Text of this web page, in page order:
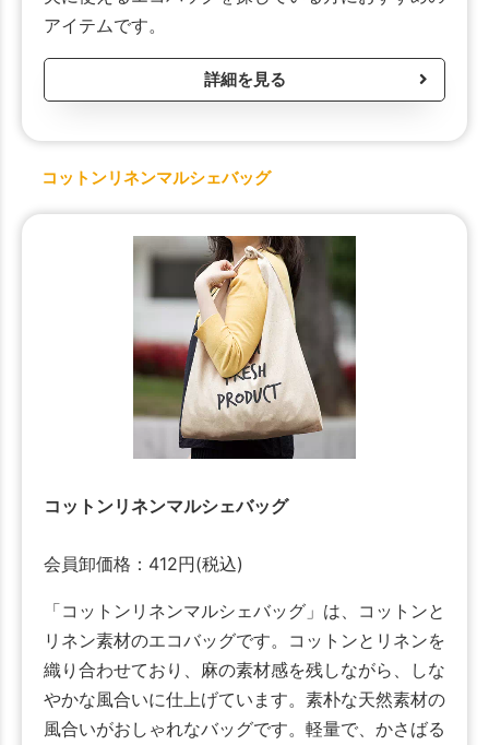
アイテムです。
詳細を見る
コットンリネンマルシェバッグ
コットンリネンマルシェバッグ
会員卸価格： 412円(税込)
「コットンリネンマルシェバッグ」は、コットンと
リネン素材のエコバッグです。コットンとリネンを
織り合わせており、麻の素材感を残しながら、しな
やかな風合いに仕上げています。素朴な天然素材の
風合いがおしゃれなバッグです。軽量で、かさばる